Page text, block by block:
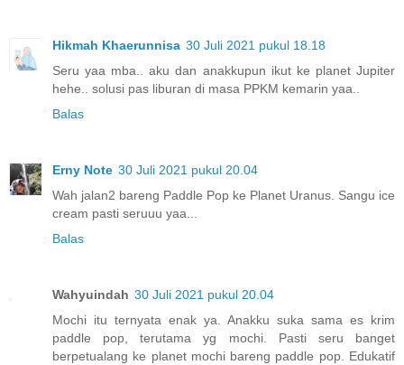
Hikmah Khaerunnisa 30 Juli 2021 pukul 18.18
Seru yaa mba.. aku dan anakkupun ikut ke planet Jupiter
hehe.. solusi pas liburan di masa PPKM kemarin yaa..
Balas
Erny Note 30 Juli 2021 pukul 20.04
Wah jalan2 bareng Paddle Pop ke Planet Uranus. Sangu ice
cream pasti seruuu yaa...
Balas
Wahyuindah 30 Juli 2021 pukul 20.04
Mochi itu ternyata enak ya. Anakku suka sama es krim
paddle pop, terutama yg mochi. Pasti seru banget
berpetualang ke planet mochi bareng paddle pop. Edukatif